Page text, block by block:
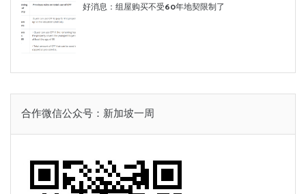
好消息：组屋购买不受60年地契限制了
合作微信公众号：新加坡一周